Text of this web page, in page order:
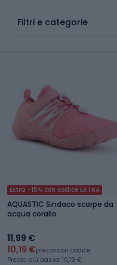
Filtri e categorie
Extra -15% con codice EXTRA
AQUASTIC Sindaco scarpe da
acqua corallo
11,99 €
10,19 €prezzo con codice
Prezzo più basso: 10,19 €